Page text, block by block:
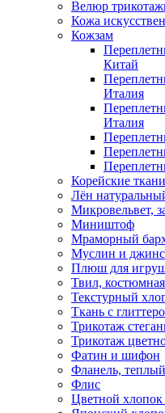
Велюр
Кожа
Кожзам
Китай
Италия
Италия
Корейские
Лён
Микровельвет,
Миништоф
Мраморный
Муслин и джинс
Плюш для
Твил,
Текстурный
Ткань с
Трикотаж
Трикотаж
Фатин и шифон
Фланель,
Флис
Цветной хлопок